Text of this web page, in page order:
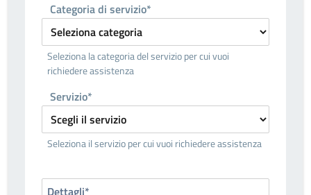
Categoria di servizio*
Seleziona la categoria del servizio per cui vuoi
richiedere assistenza
Servizio*
Seleziona il servizio per cui vuoi richiedere assistenza
Dettagli*